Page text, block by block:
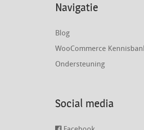
Navigatie
Blog
WooCommerce
Ondersteuning
Social media